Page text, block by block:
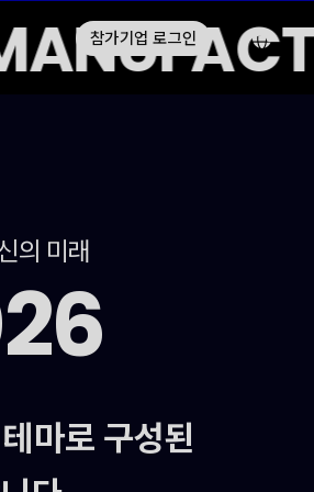
참가기업 로그인
의 미래
마로 구성된